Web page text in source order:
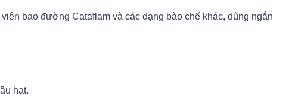
bao đường Cataflam và các dạng bào chế khác, dùng ngắn
hạt.